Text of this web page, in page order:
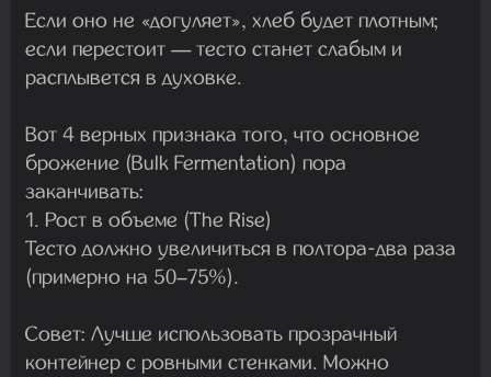
Если оно не «догуляет», хлеб будет плотным;
если перестоит — тесто станет слабым и
расплывется в духовке.
Вот 4 верных признака того, что основное
брожение (Bulk Fermentation) пора
заканчивать:
1. Рост в объеме (The Rise)
Тесто должно увеличиться в полтора-два раза
(примерно на 50–75%).
Совет: Лучше использовать прозрачный
контейнер с ровными стенками. Можно